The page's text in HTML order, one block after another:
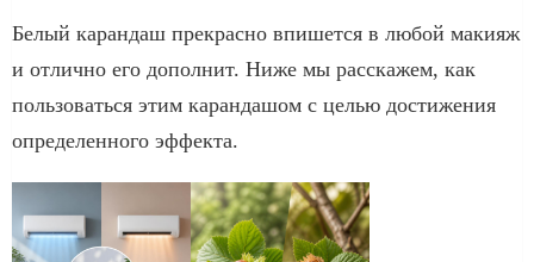
Белый карандаш прекрасно впишется в любой макияж
и отлично его дополнит. Ниже мы расскажем, как
пользоваться этим карандашом с целью достижения
определенного эффекта.